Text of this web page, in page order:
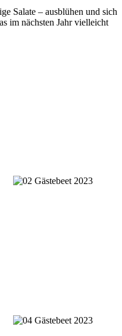
Salate – ausblühen und sich
im nächsten Jahr vielleicht